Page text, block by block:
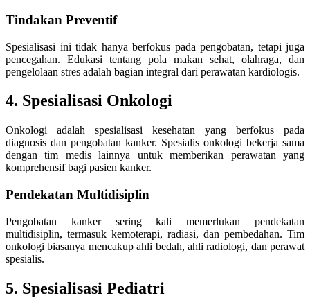
Tindakan Preventif
Spesialisasi ini tidak hanya berfokus pada pengobatan, tetapi juga
pencegahan. Edukasi tentang pola makan sehat, olahraga, dan
pengelolaan stres adalah bagian integral dari perawatan kardiologis.
4. Spesialisasi Onkologi
Onkologi adalah spesialisasi kesehatan yang berfokus pada
diagnosis dan pengobatan kanker. Spesialis onkologi bekerja sama
dengan tim medis lainnya untuk memberikan perawatan yang
komprehensif bagi pasien kanker.
Pendekatan Multidisiplin
Pengobatan kanker sering kali memerlukan pendekatan
multidisiplin, termasuk kemoterapi, radiasi, dan pembedahan. Tim
onkologi biasanya mencakup ahli bedah, ahli radiologi, dan perawat
spesialis.
5. Spesialisasi Pediatri